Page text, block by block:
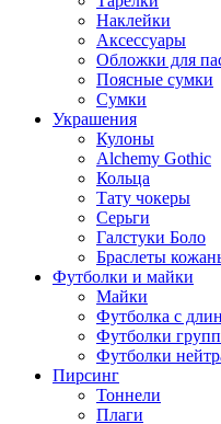
Наклейки
Аксессуары
Обложки для
Поясные сумки
Сумки
Украшения
Кулоны
Alchemy Gothic
Кольца
Тату чокеры
Серьги
Галстуки Боло
Браслеты
Футболки и майки
Майки
Футболка с
Футболки
Футболки
Пирсинг
Тоннели
Плаги